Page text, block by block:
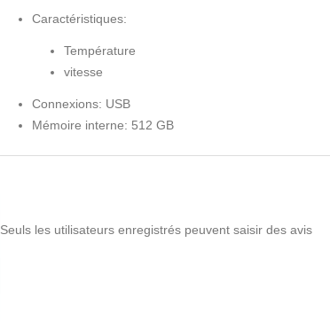
Caractéristiques:
Température
vitesse
Connexions: USB
Mémoire interne: 512 GB
Seuls les utilisateurs enregistrés peuvent saisir des avis